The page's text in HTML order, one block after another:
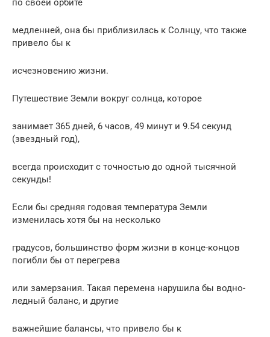
по своей орбите
медленней, она бы приблизилась к Солнцу, что также
привело бы к
исчезновению жизни.
Путешествие Земли вокруг солнца, которое
занимает 365 дней, 6 часов, 49 минут и 9.54 секунд
(звездный год),
всегда происходит с точностью до одной тысячной
секунды!
Если бы средняя годовая температура Земли
изменилась хотя бы на несколько
градусов, большинство форм жизни в конце-концов
погибли бы от перегрева
или замерзания. Такая перемена нарушила бы водно-
ледный баланс, и другие
важнейшие балансы, что привело бы к